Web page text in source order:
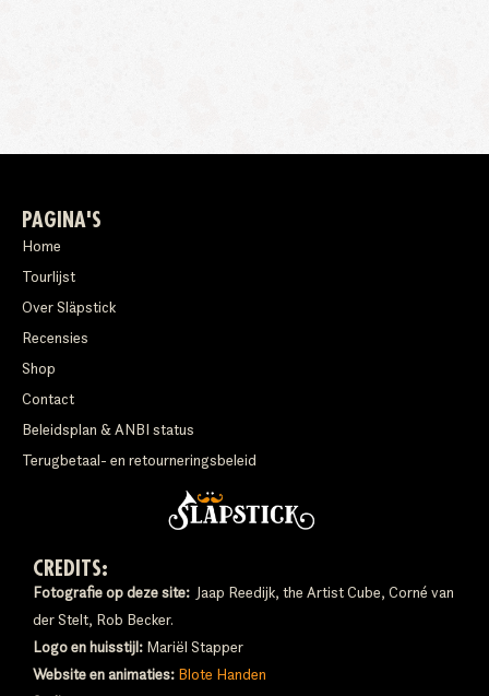
PAGINA'S
Home
Tourlijst
Over Släpstick
Recensies
Shop
Contact
Beleidsplan & ANBI status
Terugbetaal- en retourneringsbeleid
CREDITS:
Fotografie op deze site: Jaap Reedijk, the Artist Cube, Corné van
der Stelt, Rob Becker.
Logo en huisstijl: Mariël Stapper
Website en animaties: Blote Handen